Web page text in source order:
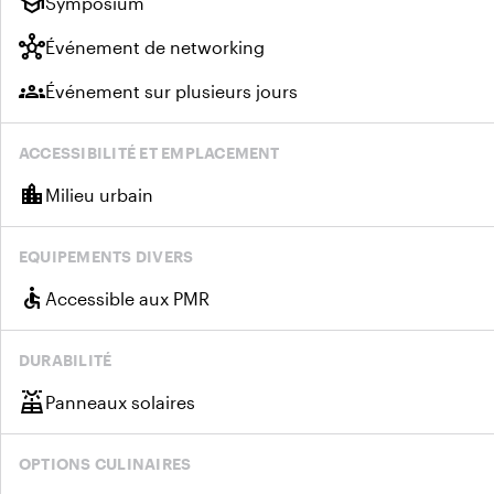
hubÉvénement de networking
groupsÉvénement sur plusieurs jours
ACCESSIBILITÉ ET EMPLACEMENT
location_city Milieu urbain
EQUIPEMENTS DIVERS
accessible Accessible aux PMR
DURABILITÉ
solar_powerPanneaux solaires
OPTIONS CULINAIRES